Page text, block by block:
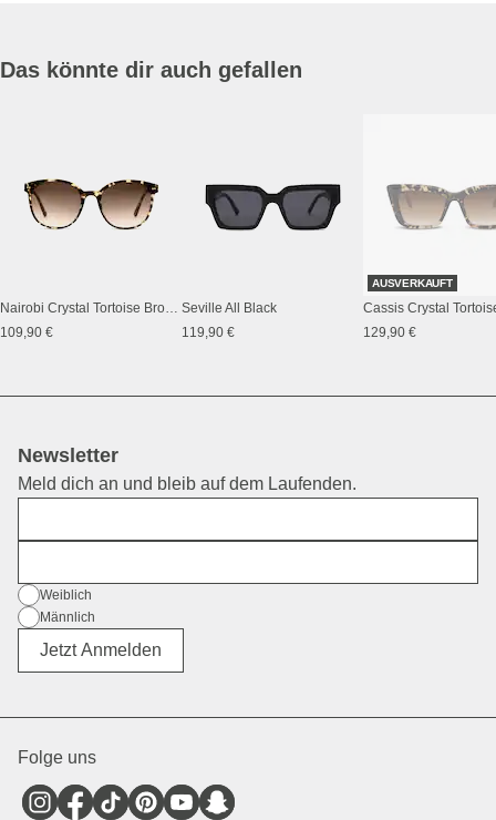
Das könnte dir auch gefallen
Nairobi Crystal Tortoise Brown
109,90 €
Seville All Black
119,90 €
AUSVERKAUFT
Cassis Crystal
129,90 €
Newsletter
Meld dich an und bleib auf dem Laufenden.
Geschlecht
Weiblich
Männlich
Divers
Jetzt Anmelden
Folge uns